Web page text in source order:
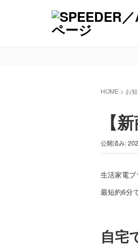
HOME > お
【
公開済み:
生活家電ブ
最短約6分
自宅